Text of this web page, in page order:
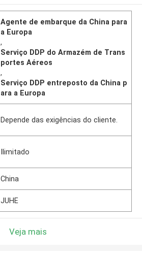
Agente de embarque da China para
a Europa
,
Serviço DDP do Armazém de Trans
portes Aéreos
,
Serviço DDP entreposto da China p
ara a Europa
Depende das exigências do cliente.
Ilimitado
China
JUHE
Veja mais